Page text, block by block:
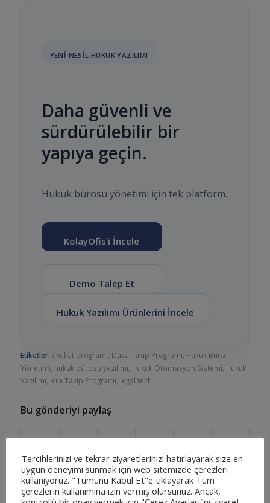
YENI NESIL HUKUK YAZILIMI
Daha güvenli ve
sürdürülebilir bir
yapıya geçin.
Hukuk bürosu yönetimi için tek platform.
KolayOfis’i İncele
Demo Talep Et
Hukuk Yazılımı Ürünlerini İncele
Etiketler: avukat programı, Dava Takip Programı, Hukuk Büro
Yönetimi, hukuk bürosu yazılımı, Hukuk Otomasyon Sistemi, Hukuk
Yazılımı, İcra Takip Programı, legal tech
Bu gönderiyi paylaş
Tercihlerinizi ve tekrar ziyaretlerinizi hatırlayarak size en
uygun deneyimi sunmak için web sitemizde çerezleri
kullanıyoruz. "Tümünü Kabul Et"e tıklayarak Tüm
çerezlerin kullanımına izin vermiş olursunuz. Ancak,